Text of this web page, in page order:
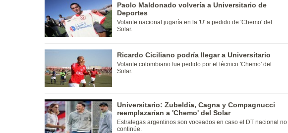
Paolo Maldonado volvería a Universitario de
Deportes
Volante nacional jugaría en la 'U' a pedido de 'Chemo' del
Solar.
Ricardo Ciciliano podría llegar a Universitario
Volante colombiano fue pedido por el técnico 'Chemo' del
Solar.
Universitario: Zubeldía, Cagna y Compagnucci
reemplazarían a 'Chemo' del Solar
Estrategas argentinos son voceados en caso el DT nacional no
continúe.